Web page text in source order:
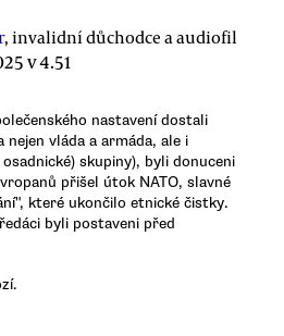
, invalidní důchodce a audiofil
v 4.51
nastavení dostali
vláda a armáda, ale i
skupiny), byli donuceni
přišel útok NATO, slavné
které ukončilo etnické čistky.
byli postaveni před